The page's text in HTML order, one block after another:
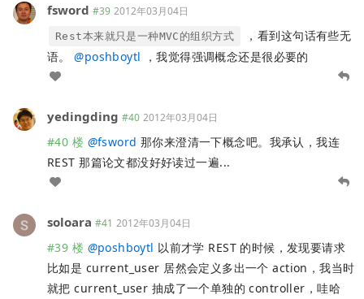
fsword #39 2012年03月04日
Rest本来就只是一种MVC的组织方式
，看到这句话有些无
语。@poshboytl ，我觉得强调概念还是很必要的
yedingding #40 2012年03月04日
#40 楼 @fsword 那你来澄清一下概念吧。我承认，我连
REST 那篇论文都没好好读过一遍...
soloara #41 2012年03月04日
#39 楼 @poshboytl 以前才学 REST 的时候，发现要请求
比如是 current_user 居然会定义多出一个 action，我当时
就把 current_user 抽成了一个单独的 controller，哇哈